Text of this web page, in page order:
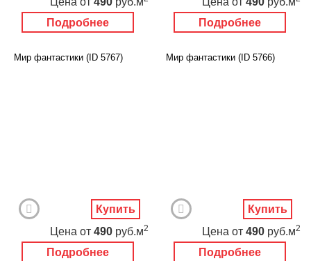
Подробнее Подробнее
Мир фантастики (ID 5767)
Подробнее
Цена от 490 руб.м2
Купить
Мир фантастики (ID 5766)
Подробнее
Цена от 490 руб.м2
Купить